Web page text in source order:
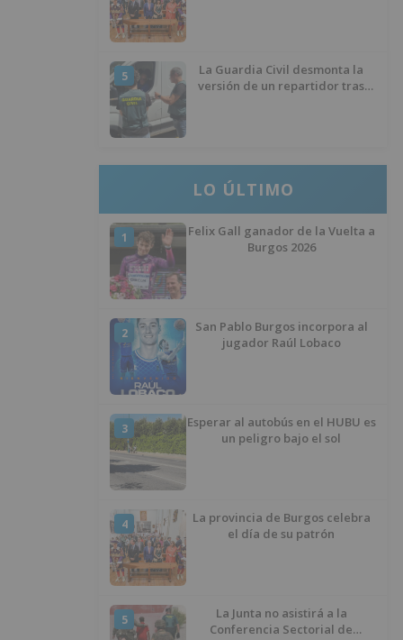
5
La Guardia Civil desmonta la
versión de un repartidor tras
LO ÚLTIMO
1
Felix Gall ganador de la Vuelta a
Burgos 2026
2
San Pablo Burgos incorpora al
jugador Raúl Lobaco
3
Esperar al autobús en el HUBU es
un peligro bajo el sol
4
La provincia de Burgos celebra
el día de su patrón
5
La Junta no asistirá a la
Conferencia Sectorial de